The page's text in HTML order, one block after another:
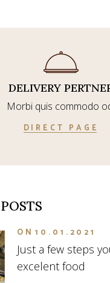
DELIVERY
Morbi quis commodo
DIRECT PAGE
ON 10.01.2021
Just a few steps
excelent food